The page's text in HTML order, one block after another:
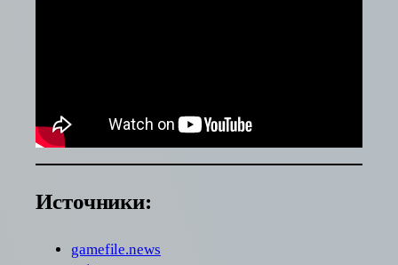
Источники:
gamefile.news